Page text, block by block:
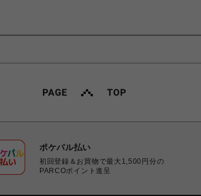
ポケパル払い
初回登録＆お買物で最大1,500円分の
PARCOポイント進呈